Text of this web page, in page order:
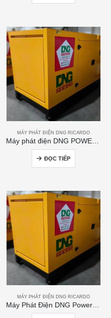
MÁY PHÁT ĐIỆN DNG RICARDO
Máy phát điện DNG POWER 50kVA
ĐỌC TIẾP
MÁY PHÁT ĐIỆN DNG RICARDO